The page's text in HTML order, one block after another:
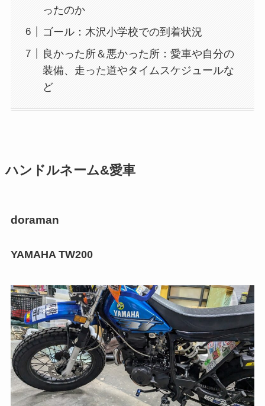
ったのか
ゴール：木沢小学校での到着状況
良かった所＆悪かった所：愛車や自分の
装備、走った道やタイムスケジュールな
ど
ハンドルネーム&愛車
doraman
YAMAHA TW200